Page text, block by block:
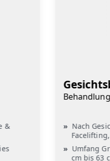
&
Nach
Umfang
cm bis 63